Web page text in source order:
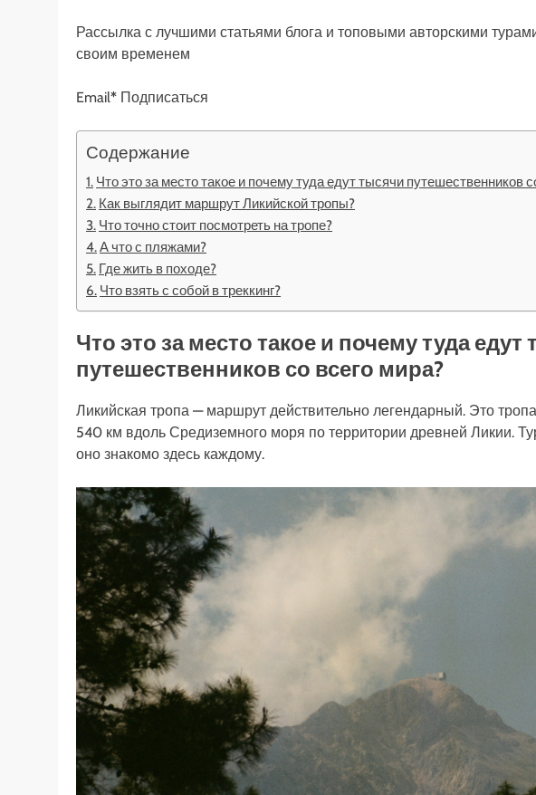
Рассылка с лучшими статьями блога и топовыми авторскими
своим временем
Email* Подписаться
Содержание
Что это за место такое и почему туда едут тысячи путешественников
Как выглядит маршрут Ликийской тропы?
Что точно стоит посмотреть на тропе?
А что с пляжами?
Где жить в походе?
Что взять с собой в треккинг?
Что это за место такое и почему туда едут
путешественников со всего мира?
Ликийская тропа — маршрут действительно легендарный. Это
540 км вдоль Средиземного моря по территории древней Ликии.
оно знакомо здесь каждому.